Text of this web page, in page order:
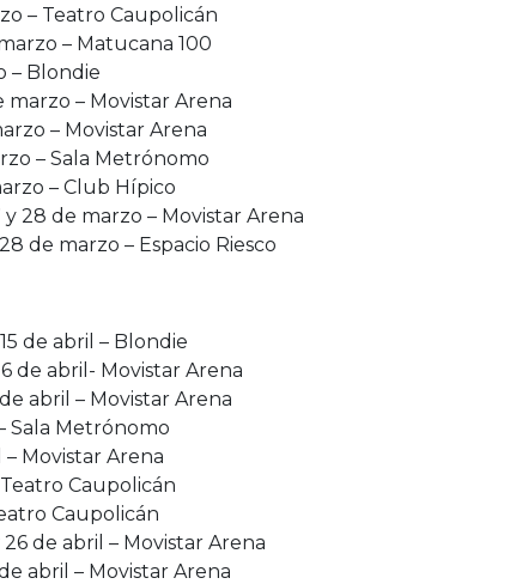
– Teatro Caupolicán
– Matucana 100
– Blondie
marzo – Movistar Arena
– Movistar Arena
– Sala Metrónomo
– Club Hípico
y 28 de marzo – Movistar Arena
de marzo – Espacio Riesco
de abril – Blondie
de abril- Movistar Arena
abril – Movistar Arena
Sala Metrónomo
Movistar Arena
Caupolicán
Caupolicán
de abril – Movistar Arena
abril – Movistar Arena